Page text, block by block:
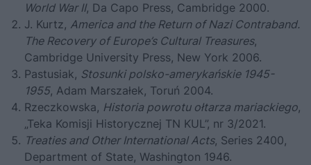
World War II, Da Capo Press, Cambridge 2000.
J. Kurtz, America and the Return of Nazi Contraband.
The Recovery of Europe’s Cultural Treasures,
Cambridge University Press, New York 2006.
Pastusiak, Stosunki polsko-amerykańskie 1945-
1955, Adam Marszałek, Toruń 2004.
Rzeczkowska, Historia powrotu ołtarza mariackiego,
„Teka Komisji Historycznej TN KUL”, nr 3/2021.
Treaties and Other International Acts, Series 2400,
Department of State, Washington 1946.